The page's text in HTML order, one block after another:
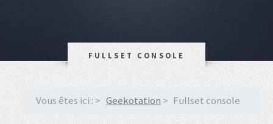
FULLSET CONSOLE
Vous êtes ici : Geekotation Fullset console